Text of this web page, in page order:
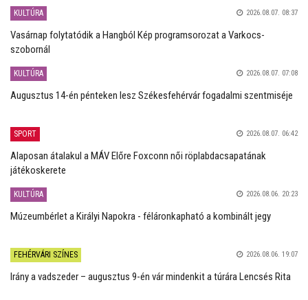
KULTÚRA 2026.08.07. 08:37
Vasárnap folytatódik a Hangból Kép programsorozat a Varkocs-
szobornál
KULTÚRA 2026.08.07. 07:08
Augusztus 14-én pénteken lesz Székesfehérvár fogadalmi szentmiséje
SPORT 2026.08.07. 06:42
Alaposan átalakul a MÁV Előre Foxconn női röplabdacsapatának
játékoskerete
KULTÚRA 2026.08.06. 20:23
Múzeumbérlet a Királyi Napokra - féláronkapható a kombinált jegy
FEHÉRVÁRI SZÍNES 2026.08.06. 19:07
Irány a vadszeder – augusztus 9-én vár mindenkit a túrára Lencsés Rita